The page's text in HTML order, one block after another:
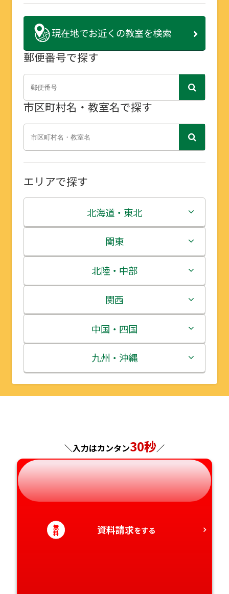
現在地でお近くの教室を検索
郵便番号で探す
市区町村名・教室名で探す
エリアで探す
北海道・東北
北海道
青森県
岩手県
宮城県
秋田県
山形県
関東
茨城県
栃木県
群馬県
埼玉県
千葉県
神奈川県
北陸・中部
新潟県
富山県
石川県
福井県
長野県
岐阜県
静岡県
愛知県
関西
三重県
滋賀県
京都府
兵庫県
奈良県
和歌山県
中国・四国
鳥取県
島根県
広島県
山口県
徳島県
香川県
九州・沖縄
福岡県
長崎県
熊本県
大分県
宮崎県
＼入力はカンタン30秒／
無
料 資料請求をする